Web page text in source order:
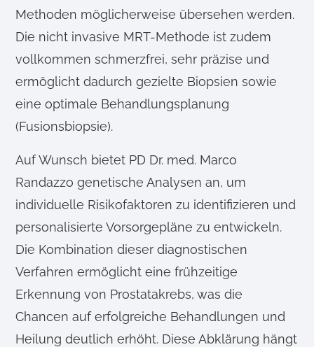
Methoden möglicherweise übersehen werden.
Die nicht invasive MRT-Methode ist zudem
vollkommen schmerzfrei, sehr präzise und
ermöglicht dadurch gezielte Biopsien sowie
eine optimale Behandlungsplanung
(Fusionsbiopsie).
Auf Wunsch bietet PD Dr. med. Marco
Randazzo genetische Analysen an, um
individuelle Risikofaktoren zu identifizieren und
personalisierte Vorsorgepläne zu entwickeln.
Die Kombination dieser diagnostischen
Verfahren ermöglicht eine frühzeitige
Erkennung von Prostatakrebs, was die
Chancen auf erfolgreiche Behandlungen und
Heilung deutlich erhöht. Diese Abklärung hängt